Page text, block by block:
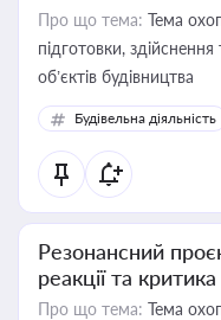
Про що тема: Тема
підготовки,
об’єктів будівництва
Будівельна діяльність
Резонансний
реакції та критика
Про що тема: Тема